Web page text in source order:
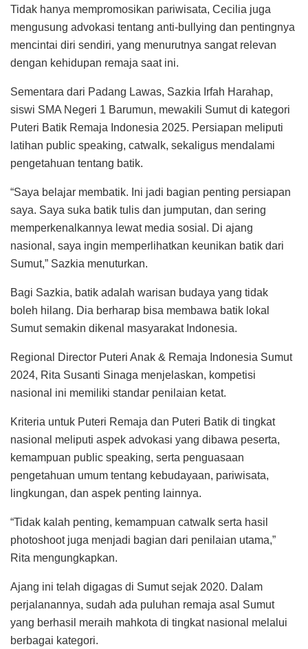
Tidak hanya mempromosikan pariwisata, Cecilia juga
mengusung advokasi tentang anti-bullying dan pentingnya
mencintai diri sendiri, yang menurutnya sangat relevan
dengan kehidupan remaja saat ini.
Sementara dari Padang Lawas, Sazkia Irfah Harahap,
siswi SMA Negeri 1 Barumun, mewakili Sumut di kategori
Puteri Batik Remaja Indonesia 2025. Persiapan meliputi
latihan public speaking, catwalk, sekaligus mendalami
pengetahuan tentang batik.
“Saya belajar membatik. Ini jadi bagian penting persiapan
saya. Saya suka batik tulis dan jumputan, dan sering
memperkenalkannya lewat media sosial. Di ajang
nasional, saya ingin memperlihatkan keunikan batik dari
Sumut,” Sazkia menuturkan.
Bagi Sazkia, batik adalah warisan budaya yang tidak
boleh hilang. Dia berharap bisa membawa batik lokal
Sumut semakin dikenal masyarakat Indonesia.
Regional Director Puteri Anak & Remaja Indonesia Sumut
2024, Rita Susanti Sinaga menjelaskan, kompetisi
nasional ini memiliki standar penilaian ketat.
Kriteria untuk Puteri Remaja dan Puteri Batik di tingkat
nasional meliputi aspek advokasi yang dibawa peserta,
kemampuan public speaking, serta penguasaan
pengetahuan umum tentang kebudayaan, pariwisata,
lingkungan, dan aspek penting lainnya.
“Tidak kalah penting, kemampuan catwalk serta hasil
photoshoot juga menjadi bagian dari penilaian utama,”
Rita mengungkapkan.
Ajang ini telah digagas di Sumut sejak 2020. Dalam
perjalanannya, sudah ada puluhan remaja asal Sumut
yang berhasil meraih mahkota di tingkat nasional melalui
berbagai kategori.